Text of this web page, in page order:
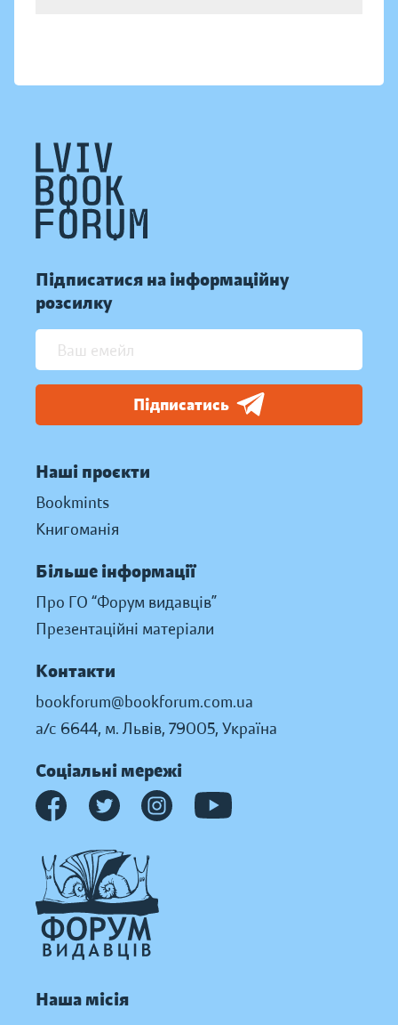
Підписатися на інформаційну
розсилку
Підписатись
Наші проєкти
Bookmints
Книгоманія
Більше інформації
Про ГО “Форум видавців”
Презентаційні матеріали
Контакти
bookforum@bookforum.com.ua
а/с 6644, м. Львів, 79005, Україна
Соціальні мережі
Наша місія